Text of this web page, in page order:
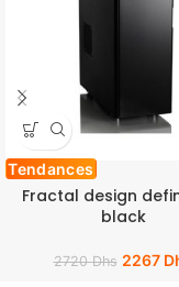
Tendances
Fractal design
black
2720Dhs 2267